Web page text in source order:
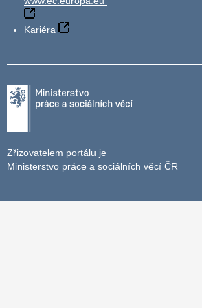
Kariéra
Zřizovatelem portálu je
Ministerstvo práce a sociálních věcí ČR